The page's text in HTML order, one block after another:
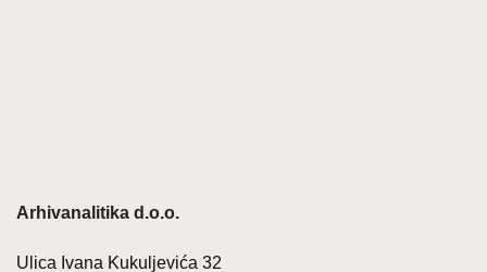
Arhivanalitika d.o.o.
Ulica Ivana Kukuljevića 32